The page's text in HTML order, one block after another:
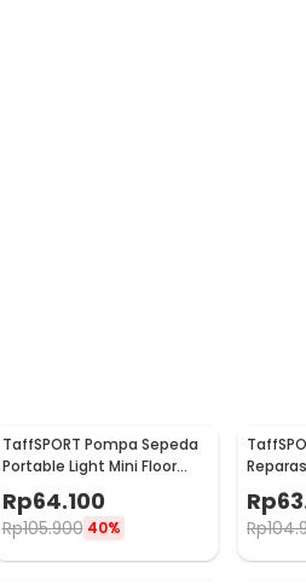
TaffSPORT Pompa Sepeda
Portable Light Mini Floor
Pump 160 PSI - PM50
Rp64.100
Rp105.900 40%
Ban 16
Rp
Rp